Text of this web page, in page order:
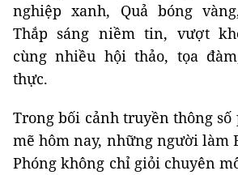
nghiệp xanh, Quả bóng
Thắp sáng niềm tin, vượt
cùng nhiều hội thảo, tọa
thực.
Trong bối cảnh truyền thông
mẽ hôm nay, những người làm
Phóng không chỉ giỏi chuyên